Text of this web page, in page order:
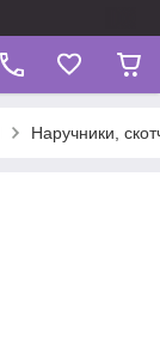
Наручники,